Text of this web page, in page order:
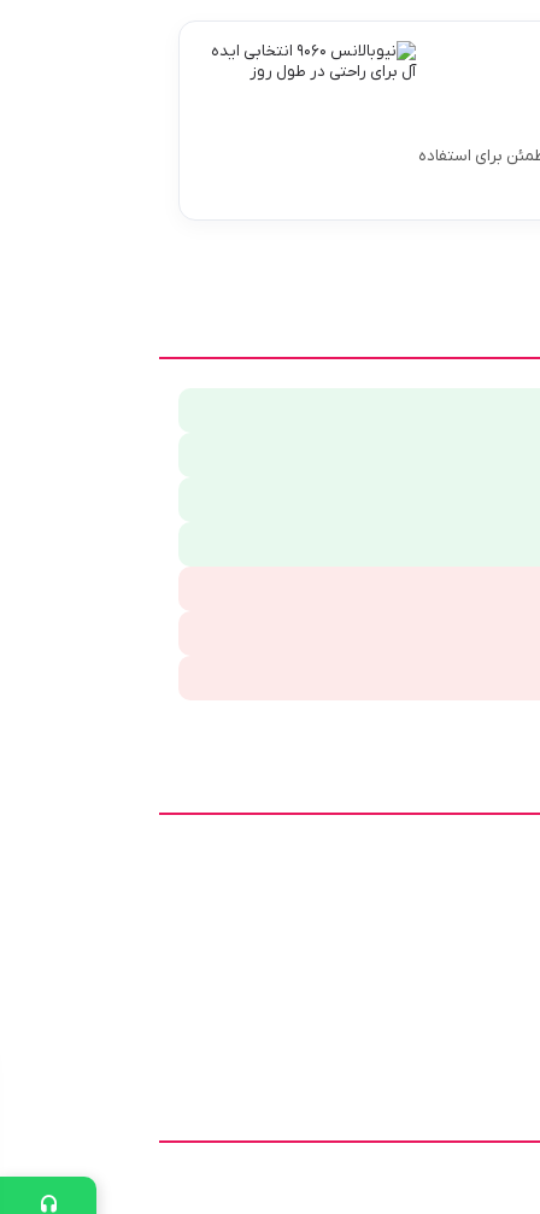
حال ظاهر شیک و مرتب داشته باشد، ۹۰۶۰ انتخابی امن و مطمئن برای استفاده